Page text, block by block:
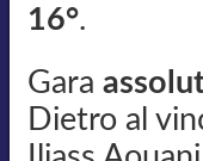
16°.
Gara
Dietro al